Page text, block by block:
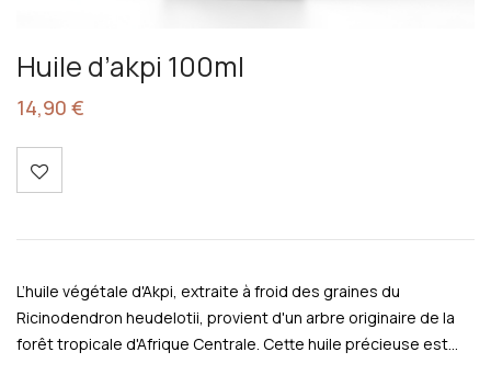
Huile d’akpi 100ml
14,90 €
L’huile végétale d'Akpi, extraite à froid des graines du
Ricinodendron heudelotii, provient d'un arbre originaire de la
forêt tropicale d'Afrique Centrale. Cette huile précieuse est…